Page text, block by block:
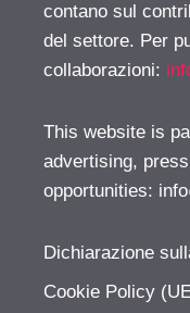
contano sul
del settore. Per
collaborazioni:
This website is
advertising,
opportunities:
Dichiarazione
Cookie Policy